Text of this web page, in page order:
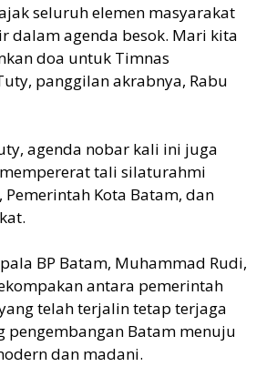
seluruh elemen masyarakat
dalam agenda besok. Mari kita
doa untuk Timnas
panggilan akrabnya, Rabu
agenda nobar kali ini juga
tali silaturahmi
Pemerintah Kota Batam, dan
BP Batam, Muhammad Rudi,
antara pemerintah
telah terjalin tetap terjaga
pengembangan Batam menuju
dan madani.